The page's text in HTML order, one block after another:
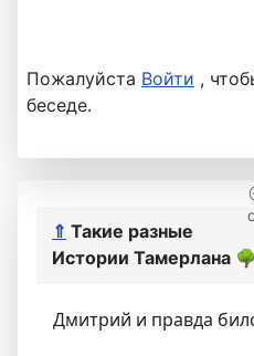
Пожалуйста Войти ,
беседе.
⇑ Такие разные
Истории Тамерлана 🌳
Дмитрий и правда